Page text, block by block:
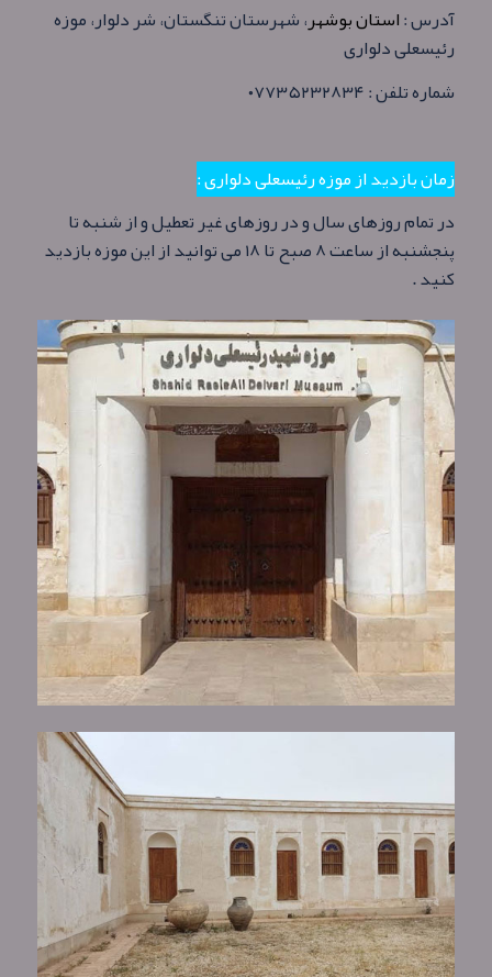
آدرس :استان بوشهر، شهرستان تنگستان، شر دلوار، موزه
رئیسعلی دلواری
شماره تلفن : ۰۷۷۳۵۲۳۲۸۳۴
زمان بازدید از موزه رئیسعلی دلواری :
در تمام روزهای سال و در روزهای غیر تعطیل و از شنبه تا
پنجشنبه از ساعت ۸ صبح تا ۱۸ می توانید از این موزه بازدید
کنید .